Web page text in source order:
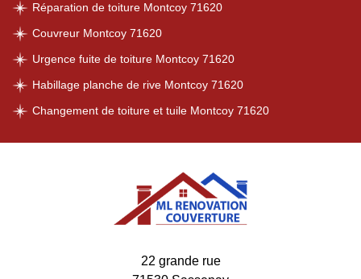
Réparation de toiture Montcoy 71620
Couvreur Montcoy 71620
Urgence fuite de toiture Montcoy 71620
Habillage planche de rive Montcoy 71620
Changement de toiture et tuile Montcoy 71620
22 grande rue